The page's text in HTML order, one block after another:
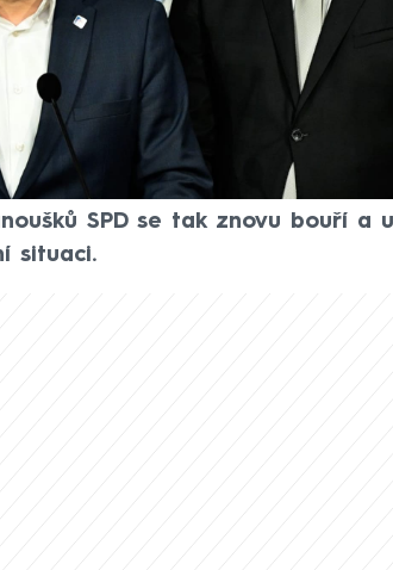
jsou ve vládní koalici jedinou
jim už loni v prosinci
kterého následně označili za
mluvit o ruské invazi. Teď
ministr Petr Macinka z
do programu na nákup
SPD se tak znovu bouří a
situaci.